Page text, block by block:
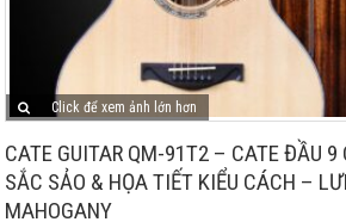
Click để xem ảnh lớn hơn
CATE GUITAR QM-91T2 – CATE ĐẦU
SẮC SẢO & HỌA TIẾT KIỂU CÁCH –
MAHOGANY